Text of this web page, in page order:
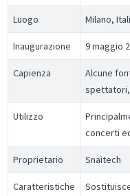
Luogo Milano,
Inaugurazione 9 maggio
Capienza
Alcune
spettatori,
Utilizzo
concerti
Proprietario Snaitech
Caratteristiche